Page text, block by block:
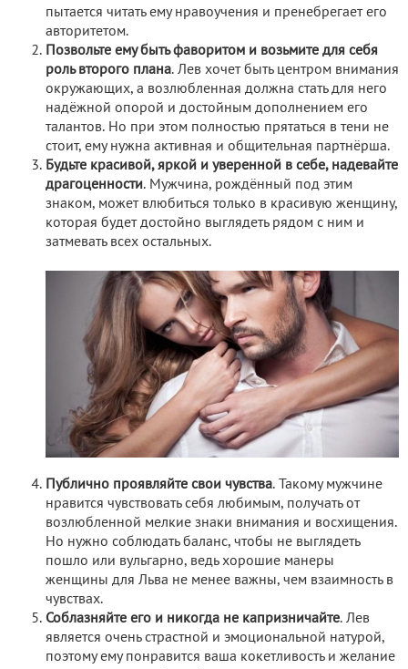
пытается читать ему нравоучения и пренебрегает его
авторитетом.
Позвольте ему быть фаворитом и возьмите для себя
роль второго плана. Лев хочет быть центром внимания
окружающих, а возлюбленная должна стать для него
надёжной опорой и достойным дополнением его
талантов. Но при этом полностью прятаться в тени не
стоит, ему нужна активная и общительная партнёрша.
Будьте красивой, яркой и уверенной в себе, надевайте
драгоценности. Мужчина, рождённый под этим
знаком, может влюбиться только в красивую женщину,
которая будет достойно выглядеть рядом с ним и
затмевать всех остальных.
Публично проявляйте свои чувства. Такому мужчине
нравится чувствовать себя любимым, получать от
возлюбленной мелкие знаки внимания и восхищения.
Но нужно соблюдать баланс, чтобы не выглядеть
пошло или вульгарно, ведь хорошие манеры
женщины для Льва не менее важны, чем взаимность в
чувствах.
Соблазняйте его и никогда не капризничайте. Лев
является очень страстной и эмоциональной натурой,
поэтому ему понравится ваша кокетливость и желание